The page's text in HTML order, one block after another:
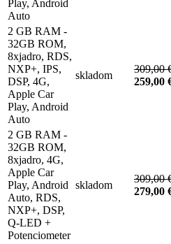
Play, Android
Auto
2 GB RAM -
32GB ROM,
8xjadro, RDS,
NXP+, IPS,
DSP, 4G,
Apple Car
Play, Android
Auto
skladom
309,00
259,00
2 GB RAM -
32GB ROM,
8xjadro, 4G,
Apple Car
Play, Android
Auto, RDS,
NXP+, DSP,
Q-LED +
Potenciometer
skladom
309,00
279,00